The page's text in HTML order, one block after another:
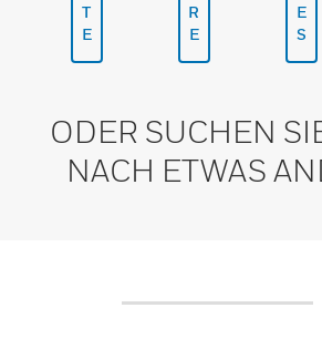
T
E
R
E
E
S
ODER SUCHEN
NACH ETWAS